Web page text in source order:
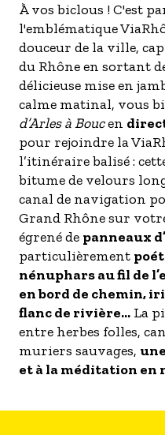
À vos biclous ! C'est
l'emblématique
douceur de la ville,
du Rhône en sortant
délicieuse mise en
calme matinal, vous
d’Arles à Boucen
pour rejoindre la
l’itinéraire balisé :
bitume de velours
canal de navigation
Grand Rhône sur
égrené de panneaux
particulièrement
nénuphars au fil de
en bord de chemin,
flanc de rivière… La
entre herbes folles,
muriers sauvages,
et à la méditation en